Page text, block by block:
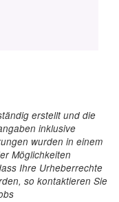
erstellt und die
inklusive
wurden in einem
Möglichkeiten
Ihre Urheberrechte
so kontaktieren Sie